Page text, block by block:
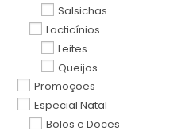
Salsichas
Lacticínios
Leites
Queijos
Promoções
Especial Natal
Bolos e Doces